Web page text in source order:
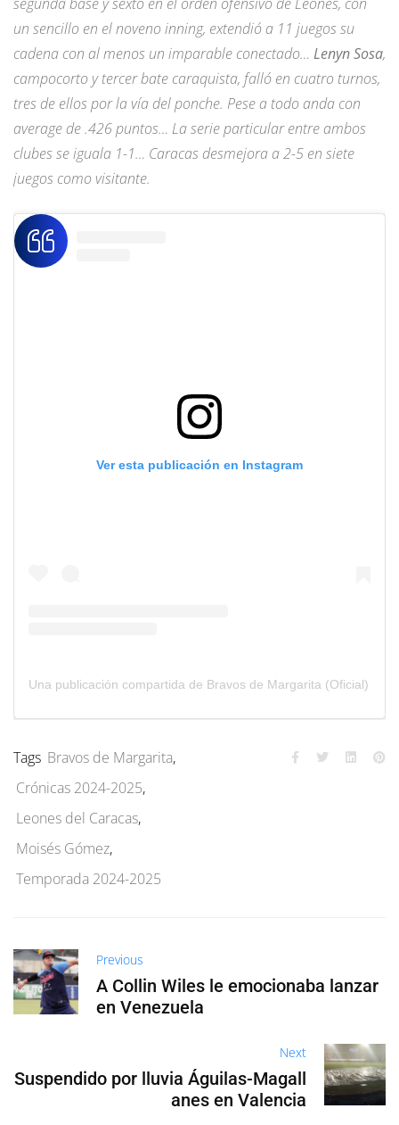
un sencillo en el noveno inning, extendió a 11 juegos su
cadena con al menos un imparable conectado… Lenyn Sosa,
campocorto y tercer bate caraquista, falló en cuatro turnos,
tres de ellos por la vía del ponche. Pese a todo anda con
average de .426 puntos… La serie particular entre ambos
clubes se iguala 1-1… Caracas desmejora a 2-5 en siete
juegos como visitante.
Ver esta publicación en Instagram
Una publicación compartida de Bravos de Margarita (Oficial)
Tags Bravos de Margarita,
Crónicas 2024-2025,
Leones del Caracas,
Moisés Gómez,
Temporada 2024-2025
Previous
A Collin Wiles le emocionaba lanzar
en Venezuela
Next
Suspendido por lluvia Águilas-Magall
anes en Valencia